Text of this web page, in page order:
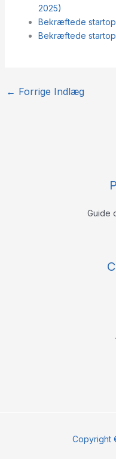
2025)
Bekræftede
Bekræftede
← Forrige Indlæg
Guide
Copyright